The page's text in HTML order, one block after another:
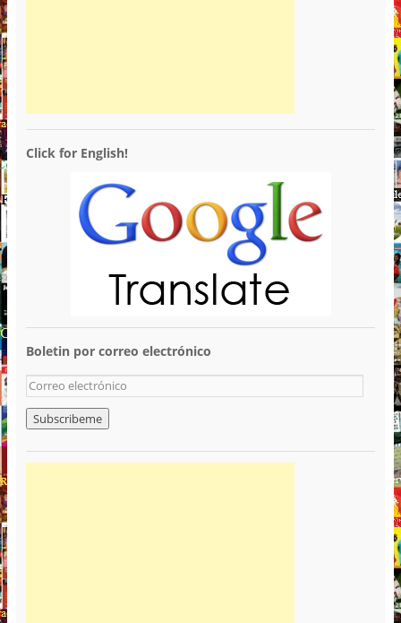
Click for English!
Boletin por correo electrónico